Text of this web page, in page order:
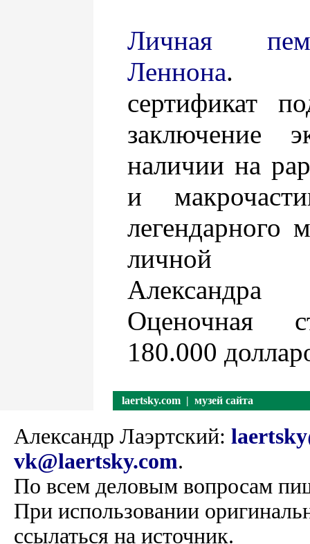
Личная
Леннона.
сертификат
заключение
наличии на
и
легендарного
личной
Александра
Оценочная
180.000
laertsky.com| музей сайта
Александр Лаэртский:
vk@laertsky.com.
По всем деловым вопросам
При использовании
ссылаться на источник.